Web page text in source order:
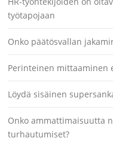
työtapojaan
Onko päätösvallan
Perinteinen mittaaminen
Löydä sisäinen
Onko ammattimaisuutta
turhautumiset?